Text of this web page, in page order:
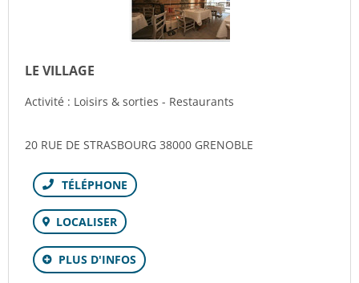
LE VILLAGE
Activité : Loisirs & sorties - Restaurants
20 RUE DE STRASBOURG 38000 GRENOBLE
Téléphone
LOCALISER
PLUS D'INFOS